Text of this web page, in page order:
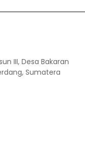
III, Desa Bakaran
Sumatera